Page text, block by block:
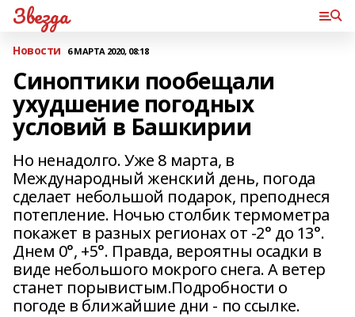
Звезда
Новости 6 МАРТА 2020, 08:18
Синоптики пообещали
ухудшение погодных
условий в Башкирии
Но ненадолго. Уже 8 марта, в
Международный женский день, погода
сделает небольшой подарок, преподнеся
потепление. Ночью столбик термометра
покажет в разных регионах от -2° до 13°.
Днем 0°, +5°. Правда, вероятны осадки в
виде небольшого мокрого снега. А ветер
станет порывистым.Подробности о
погоде в ближайшие дни - по ссылке.